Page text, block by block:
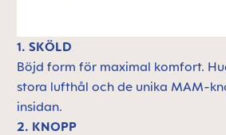
1. SKÖLD
Böjd form för maximal komfort.
stora lufthål och de unika MAM-
insidan.
2. KNOPP